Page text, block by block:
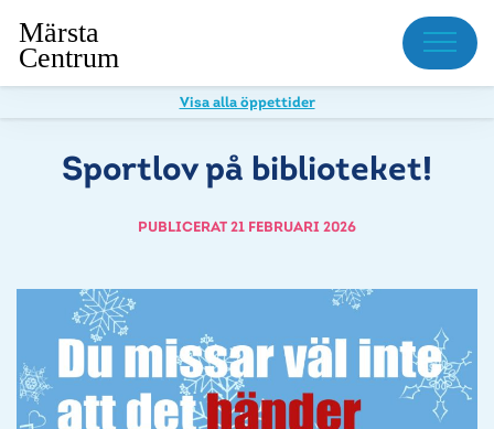
Meny
Visa alla öppettider
Sportlov på biblioteket!
PUBLICERAT 21 FEBRUARI 2026